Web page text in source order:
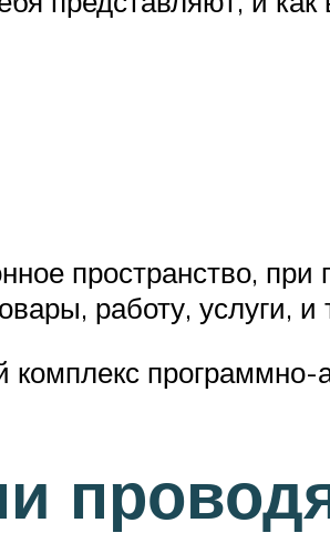
пространство, при
работу, услуги, и
программно-